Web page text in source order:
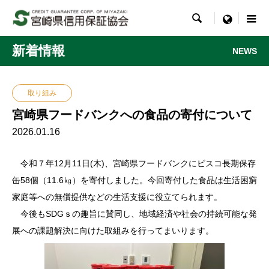
 menu
新着情報 NEWS
取り組み
宮崎県フードバンクへの食品の寄付について
2026.01.16
令和７年12月11日(木)、宮崎県フードバンクにビスコ長期保存
缶58個（11.6㎏）を寄付しました。今回寄付した食品は生活困窮
家庭等への無償提供などの生活支援に役立てられます。
今後もSDGｓの趣旨に賛同し、地域経済や社会の持続可能な発
展への課題解決に向けた取組みを行ってまいります。